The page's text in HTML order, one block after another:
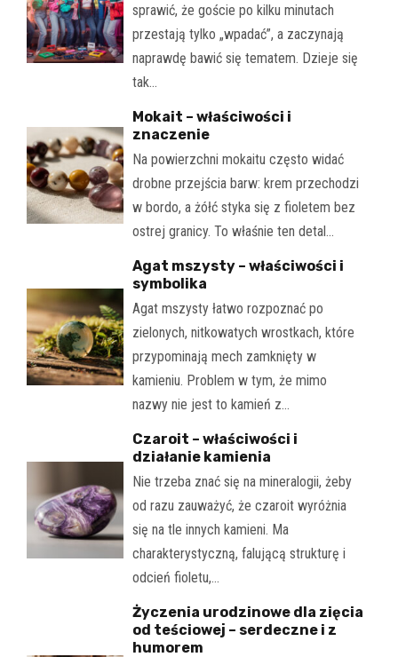
sprawić, że goście po kilku minutach
przestają tylko „wpadać”, a zaczynają
naprawdę bawić się tematem. Dzieje się
tak…
Mokait – właściwości i
znaczenie
Na powierzchni mokaitu często widać
drobne przejścia barw: krem przechodzi
w bordo, a żółć styka się z fioletem bez
ostrej granicy. To właśnie ten detal…
Agat mszysty – właściwości i
symbolika
Agat mszysty łatwo rozpoznać po
zielonych, nitkowatych wrostkach, które
przypominają mech zamknięty w
kamieniu. Problem w tym, że mimo
nazwy nie jest to kamień z…
Czaroit – właściwości i
działanie kamienia
Nie trzeba znać się na mineralogii, żeby
od razu zauważyć, że czaroit wyróżnia
się na tle innych kamieni. Ma
charakterystyczną, falującą strukturę i
odcień fioletu,…
Życzenia urodzinowe dla zięcia
od teściowej – serdeczne i z
humorem